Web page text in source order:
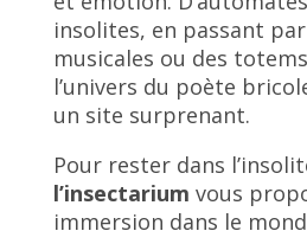
insolites, en passant
musicales ou des
l’univers du poète
un site surprenant.
Pour rester dans
l’insectarium vous
immersion dans le